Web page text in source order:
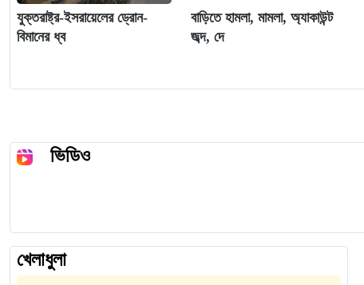
যুক্তরাষ্ট্র-ইসরায়েলের ড্রোন-
বিমানের ধ্ব
বাড়িতে হামলা, মামলা, অ্যাকাউন্ট
জব্দ, দে
ভিডিও
খেলাধুলা